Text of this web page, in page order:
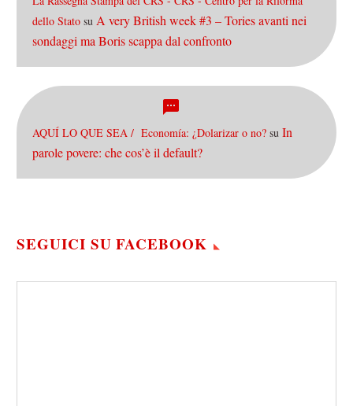
dello Stato su A very British week #3 – Tories avanti nei
sondaggi ma Boris scappa dal confronto
AQUÍ LO QUE SEA / Economía: ¿Dolarizar o no? su In
parole povere: che cos’è il default?
SEGUICI SU FACEBOOK